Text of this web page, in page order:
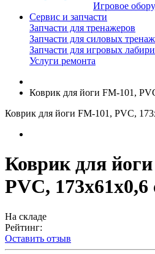
Игровое
Сервис и запчасти
Запчасти для тренажеров
Запчасти для силовых
Запчасти для игровых
Услуги ремонта
Коврик для йоги FM-101,
Коврик для йоги FM-101, PVC,
Коврик для
PVC,
На складе
Рейтинг:
Оставить отзыв